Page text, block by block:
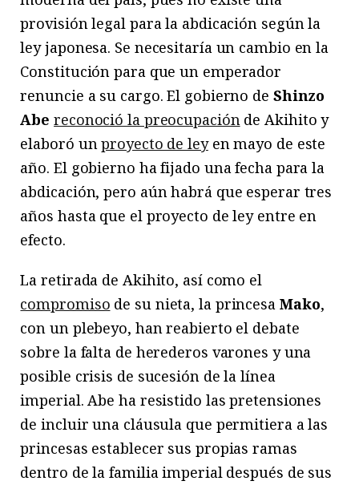
provisión legal para la abdicación según la
ley japonesa. Se necesitaría un cambio en la
Constitución para que un emperador
renuncie a su cargo. El gobierno de Shinzo
Abe reconoció la preocupación de Akihito y
elaboró unproyecto de leyen mayo de este
año. El gobierno ha fijado una fecha para la
abdicación, pero aún habrá que esperar tres
años hasta que el proyecto de ley entre en
efecto.
La retirada de Akihito, así como el
compromiso de su nieta, la princesa Mako,
con un plebeyo, han reabierto el debate
sobre la falta de herederos varones y una
posible crisis de sucesión de la línea
imperial. Abe ha resistido las pretensiones
de incluir una cláusula que permitiera a las
princesas establecer sus propias ramas
dentro de la familia imperial después de sus